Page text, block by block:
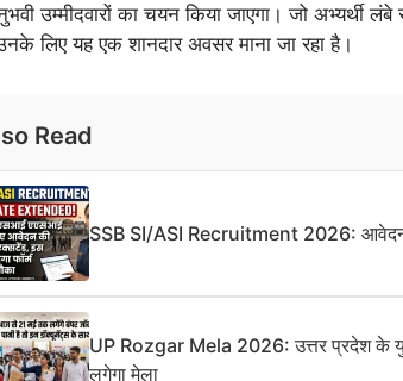
उम्मीदवारों का चयन किया जाएगा। जो अभ्यर्थी
लिए यह एक शानदार अवसर माना जा रहा है।
Read
SSB SI/ASI Recruitment 2026: आवेदन
UP Rozgar Mela 2026: उत्तर प्रदेश के
लगेगा मेला